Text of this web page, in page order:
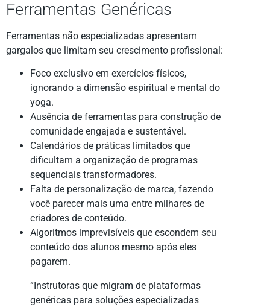
Ferramentas Genéricas
Ferramentas não especializadas apresentam
gargalos que limitam seu crescimento profissional:
Foco exclusivo em exercícios físicos,
ignorando a dimensão espiritual e mental do
yoga.
Ausência de ferramentas para construção de
comunidade engajada e sustentável.
Calendários de práticas limitados que
dificultam a organização de programas
sequenciais transformadores.
Falta de personalização de marca, fazendo
você parecer mais uma entre milhares de
criadores de conteúdo.
Algoritmos imprevisíveis que escondem seu
conteúdo dos alunos mesmo após eles
pagarem.
“Instrutoras que migram de plataformas
genéricas para soluções especializadas